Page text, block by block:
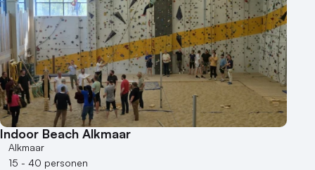
Indoor Beach Alkmaar
Alkmaar
15 - 40 personen